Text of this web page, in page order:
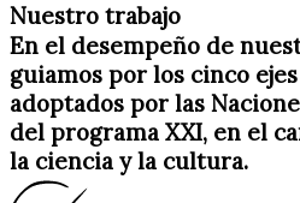
Nuestro trabajo
En el desempeño de
guiamos por los cinco
adoptados por las
del programa XXI, en el
la ciencia y la cultura.